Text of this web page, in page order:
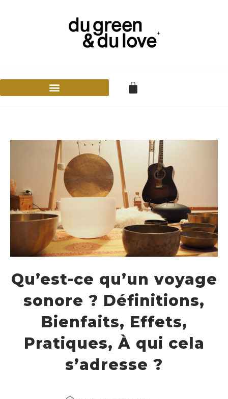
Qu’est-ce qu’un voyage
sonore ? Définitions,
Bienfaits, Effets,
Pratiques, À qui cela
s’adresse ?